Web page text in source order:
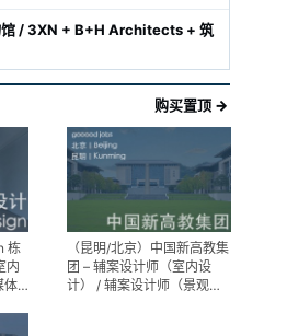
馆 / 3XN + B+H Architects + 筑
购买置顶 →
栋
体
（昆明/北京）中国新高教集
团 – 辅案设计师（室内设
计） / 辅案设计师（景观设